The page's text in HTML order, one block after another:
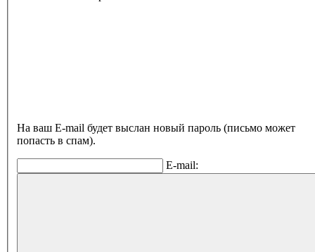
На ваш E-mail будет выслан новый пароль (письмо может
попасть в спам).
E-mail: